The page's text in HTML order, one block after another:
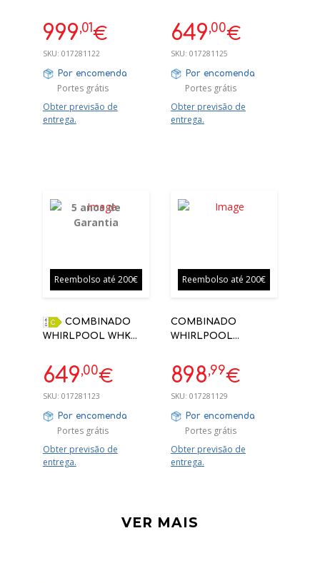
WHK26493X5E INOX
192X70X74.5 D NO
FROST
999,01€
SKU: 017281122
Por encomenda
Portes grátis
Obter previsão de
entrega.
WHK26404XP5E
2035X595X663
CLASSE D INOX | 5
649,00€
SKU: 017281125
Por encomenda
Portes grátis
Obter previsão de
entrega.
5 anos de
Garantia
Reembolso até 200€
COMBINADO
WHIRLPOOL WHK
1865X595X663
CLASSE C
649,00€
SKU: 017281123
Por encomenda
Portes grátis
Obter previsão de
entrega.
Reembolso até 200€
COMBINADO
WHIRLPOOL
LIVRE 204CM 415L
NO FROST
898,99€
SKU: 017281129
Por encomenda
Portes grátis
Obter previsão de
entrega.
VER MAIS